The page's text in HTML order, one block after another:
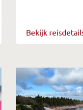
Bekijk